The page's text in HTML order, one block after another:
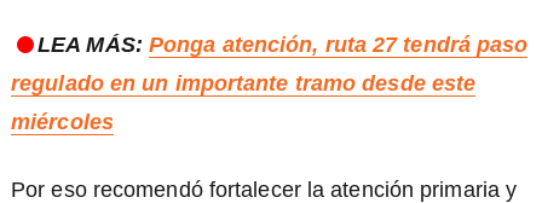
LEA MÁS: Ponga atención, ruta 27 tendrá paso
regulado en un importante tramo desde este
miércoles
Por eso recomendó fortalecer la atención primaria y